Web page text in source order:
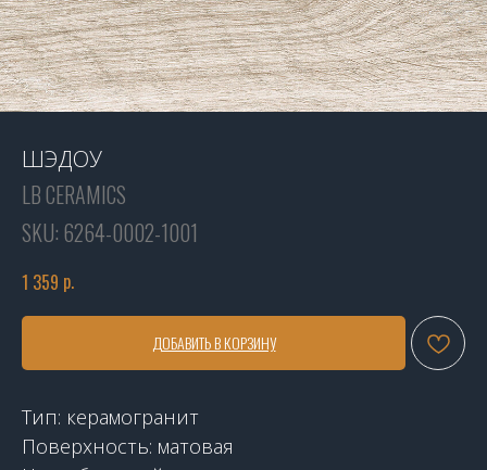
ШЭДОУ
LB CERAMICS
SKU: 6264-0002-1001
1 359 р.
ДОБАВИТЬ В КОРЗИНУ
Тип: керамогранит
Поверхность: матовая